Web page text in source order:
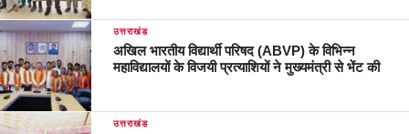
उत्तराखंड
अखिल भारतीय विद्यार्थी परिषद (ABVP) के विभिन्न
महाविद्यालयों के विजयी प्रत्याशियों ने मुख्यमंत्री से भेंट की
उत्तराखंड